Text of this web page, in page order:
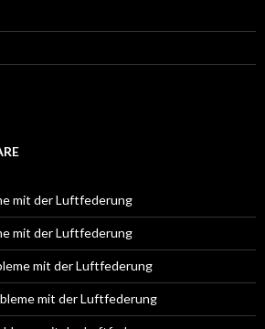
mit der Luftfederung
mit der Luftfederung
mit der Luftfederung
mit der Luftfederung